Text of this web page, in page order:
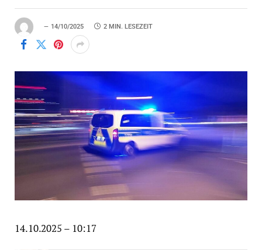
14/10/2025 2 MIN. LESEZEIT
14.10.2025 – 10:17